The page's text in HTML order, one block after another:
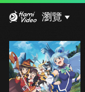
瀏覽